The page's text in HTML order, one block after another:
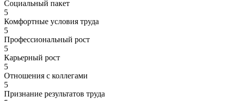
Социальный пакет
5
Комфортные условия труда
5
Профессиональный рост
5
Карьерный рост
5
Отношения с коллегами
5
Признание результатов труда